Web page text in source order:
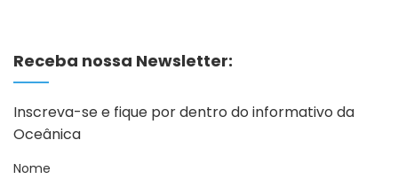
Receba nossa Newsletter:
Inscreva-se e fique por dentro do informativo da
Oceânica
Nome